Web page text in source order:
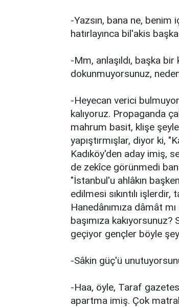
-Yazsın, bana ne, benim
hatırlayınca bil'akis
-Mm, anlaşıldı, başka
dokunmuyorsunuz,
-Heyecan verici
kalıyoruz. Propaganda
mahrum basit, klişe
yapıştırmışlar, diyor ki,
Kadıköy'den aday imiş,
de zekîce görünmedi
"İstanbul'u ahlâkın
edilmesi sıkıntılı
Hanedânımıza dâmât
başımıza
geçiyor gençler böyle
-Sâkin güç'ü
-Haa, öyle, Taraf
apartma imiş. Çok